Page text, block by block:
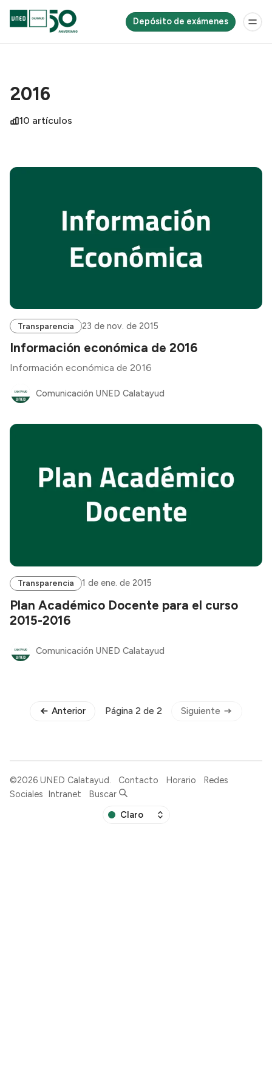
Depósito de exámenes
2016
10 artículos
Transparencia 23 de nov. de 2015
Información económica de 2016
Información económica de 2016
Comunicación UNED Calatayud
Transparencia 1 de ene. de 2015
Plan Académico Docente para el curso
2015-2016
Comunicación UNED Calatayud
Anterior Página 2 de 2 Siguiente
©2026 UNED Calatayud. Contacto Horario
Redes
Sociales Intranet Buscar